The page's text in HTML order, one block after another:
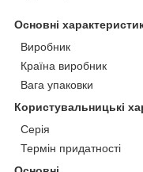
Основні
Виробник
Країна виробник
Вага упаковки
Користувальницькі
Серія
Термін придатності